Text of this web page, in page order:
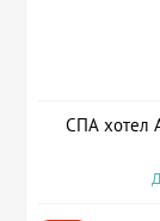
СПА хотел